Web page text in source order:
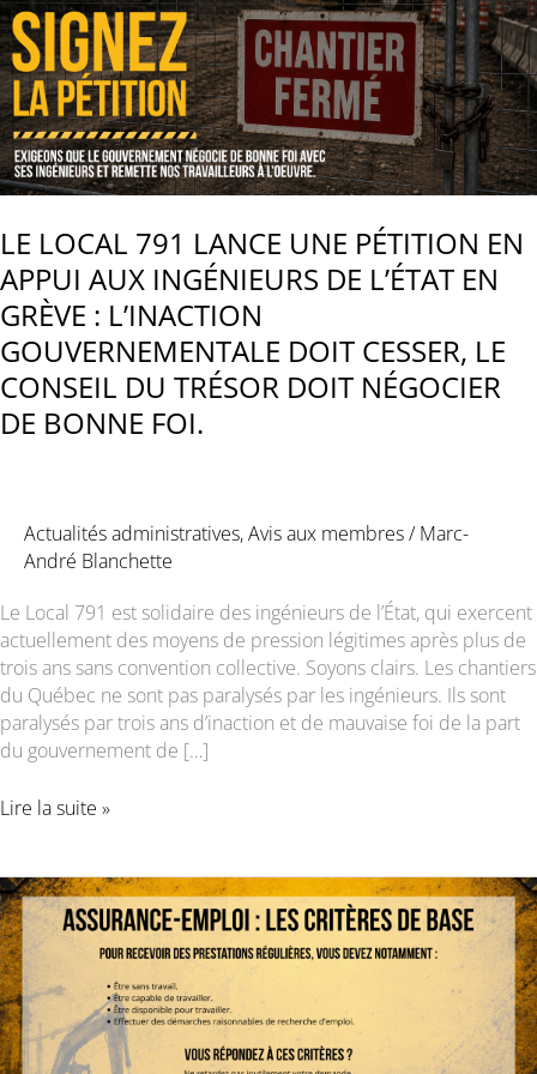
LE LOCAL 791 LANCE UNE PÉTITION EN
APPUI AUX INGÉNIEURS DE L’ÉTAT EN
GRÈVE : L’INACTION
GOUVERNEMENTALE DOIT CESSER, LE
CONSEIL DU TRÉSOR DOIT NÉGOCIER
DE BONNE FOI.
Actualités administratives,Avis aux membres/Marc-
André Blanchette
Le Local 791 est solidaire des ingénieurs de l’État, qui exercent
actuellement des moyens de pression légitimes après plus de
trois ans sans convention collective. Soyons clairs. Les chantiers
du Québec ne sont pas paralysés par les ingénieurs. Ils sont
paralysés par trois ans d’inaction et de mauvaise foi de la part
du gouvernement de […]
LE
LANCE
UNE
PÉTITION
EN
APPUI
AUX
INGÉNIEURS
Lire la suite »